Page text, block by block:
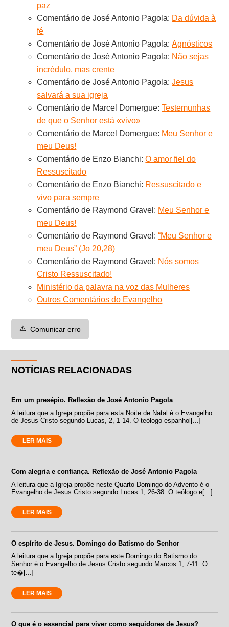
paz
Comentário de José Antonio Pagola: Da dúvida à
fé
Comentário de José Antonio Pagola:Agnósticos
Comentário de José Antonio Pagola: Não sejas
incrédulo, mas crente
Comentário de José Antonio Pagola:Jesus
salvará a sua igreja
Comentário de Marcel Domergue:Testemunhas
de que o Senhor está «vivo»
Comentário de Marcel Domergue: Meu Senhor e
meu Deus!
Comentário de Enzo Bianchi:O amor fiel do
Ressuscitado
Comentário de Enzo Bianchi: Ressuscitado e
vivo para sempre
Comentário de Raymond Gravel: Meu Senhor e
meu Deus!
Comentário de Raymond Gravel:“Meu Senhor e
meu Deus” (Jo 20,28)
Comentário de Raymond Gravel: Nós somos
Cristo Ressuscitado!
Ministério da palavra na voz das Mulheres
Outros Comentários do Evangelho
⚠️ Comunicar erro
NOTÍCIAS RELACIONADAS
Em um presépio. Reflexão de José Antonio Pagola
A leitura que a Igreja propõe para esta Noite de Natal é o Evangelho
de Jesus Cristo segundo Lucas, 2, 1-14. O teólogo espanhol[...]
LER MAIS
Com alegria e confiança. Reflexão de José Antonio Pagola
A leitura que a Igreja propõe neste Quarto Domingo do Advento é o
Evangelho de Jesus Cristo segundo Lucas 1, 26-38. O teólogo e[...]
LER MAIS
O espírito de Jesus. Domingo do Batismo do Senhor
A leitura que a Igreja propõe para este Domingo do Batismo do
Senhor é o Evangelho de Jesus Cristo segundo Marcos 1, 7-11. O
te�[...]
LER MAIS
O que é o essencial para viver como seguidores de Jesus?